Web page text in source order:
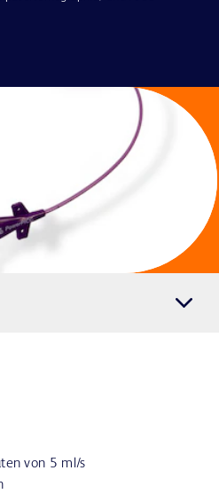
von 5 ml/s